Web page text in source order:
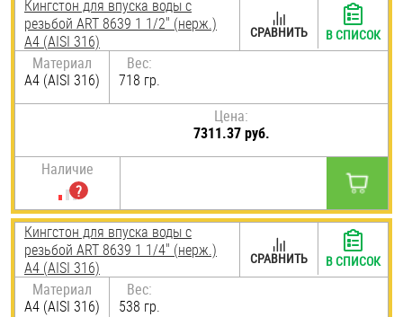
Кингстон для впуска воды с
резьбой ART 8639 1 1/2" (нерж.)
A4 (AISI 316)
Материал
A4 (AISI 316)
Вес:
718 гр.
Цена:
7311.37 руб.
Наличие
СРАВНИТЬ В СПИСОК
Кингстон для впуска воды с
резьбой ART 8639 1 1/4" (нерж.)
A4 (AISI 316)
Материал
A4 (AISI 316)
Вес:
538 гр.
СРАВНИТЬ В СПИСОК